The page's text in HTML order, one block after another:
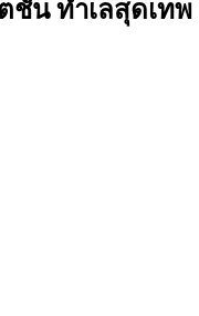
น ทำเลสุดเท